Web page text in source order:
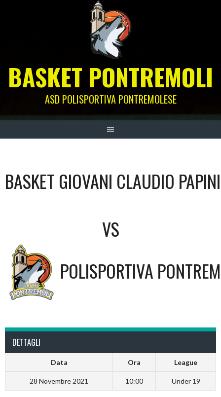
BASKET PONTREMOLI
ASD POLISPORTIVA PONTREMOLESE
BASKET GIOVANI CLAUDIO
VS
POLISPORTIVA
DETTAGLI
Data Ora League
28 Novembre 2021 10:00 Under 19